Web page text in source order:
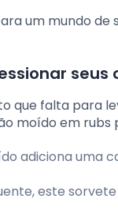
um mundo de
seus
que falta para
moído em rubs
adiciona uma
este